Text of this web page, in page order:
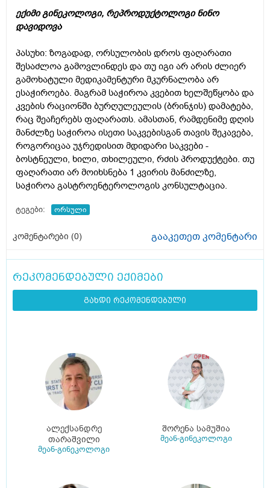
ექიმი გინეკოლოგი, რეპროდუქტოლოგი ნინო
დავიდოვა
პასუხი: ზოგადად, ორსულობის დროს ფაღარათი
შესაძლოა გამოვლინდეს და თუ იგი არ არის ძლიერ
გამოხატული მედიკამენტური მკურნალობა არ
ესაჭიროება. მაგრამ საჭიროა კვებით ხელშეწყობა და
კვების რაციონში ბურღულეულის (ბრინჯის) დამატება,
რაც შეაჩერებს ფაღარათს. ამასთან, რამდენიმე დღის
მანძლზე საჭიროა ისეთი საკვებისგან თავის შეკავება,
როგორიცაა უჯრედისით მდიდარი საკვები -
ბოსტნეული, ხილი, თხილეული, რძის პროდუქტები. თუ
ფაღარათი არ მოიხსნება 1 კვირის მანძილზე,
საჭიროა გასტროენტეროლოგის კონსულტაცია.
ტეგები: ორსული
კომენტარები (0) გააკეთეთ კომენტარი
რეკომენდებული ექიმები
გახდი რეკომენდებული
ალექსანდრე
თარაშვილი
მეან-გინეკოლოგი
შორენა სამუშია
მეან-გინეკოლოგი